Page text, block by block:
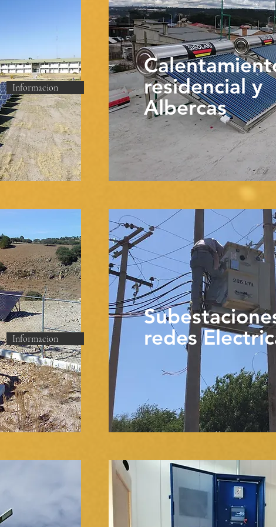
Informacion
Informacion
residencial y
Albercas
redes